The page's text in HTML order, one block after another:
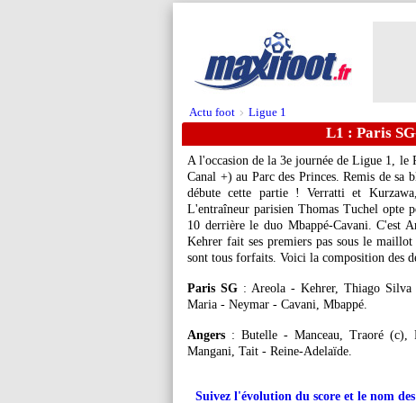
Actu foot > Ligue 1
L1 : Paris
A l'occasion de la 3e journée de Ligue 1, le
Canal +) au Parc des Princes. Remis de sa
débute cette partie ! Verratti et
L'entraîneur parisien Thomas Tuchel opte
10 derrière le duo Mbappé-Cavani. C'est
Kehrer fait ses premiers pas sous le
sont tous forfaits. Voici la composition des
Paris SG : Areola - Kehrer, Thiago
Maria - Neymar - Cavani, Mbappé.
Angers : Butelle - Manceau, Traoré (c),
Mangani, Tait - Reine-Adelaïde.
Suivez l'évolution du score et le nom